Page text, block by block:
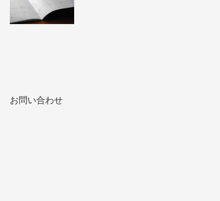
お問い合わせ